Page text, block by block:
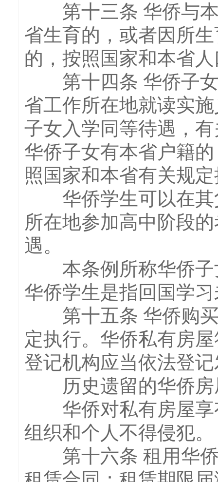
第十三条 华侨与本
省生育的，或者因所
的，按照国家和本省
第十四条 华侨子女
省工作所在地就读实
子女入学同等待遇，
华侨子女有本省户籍
照国家和本省有关规
华侨学生可以在其
所在地参加高中阶段
遇。
本条例所称华侨子
华侨学生是指回国学
第十五条 华侨购买
定执行。华侨私有房
登记机构应当依法登
历史遗留的华侨房
华侨对私有房屋享
组织和个人不得侵犯。
第十六条 租用华侨